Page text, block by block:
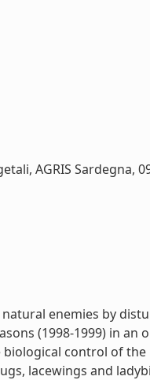
AGRIS Sardegna,
enemies by
(1998-1999) in
control of
lacewings and